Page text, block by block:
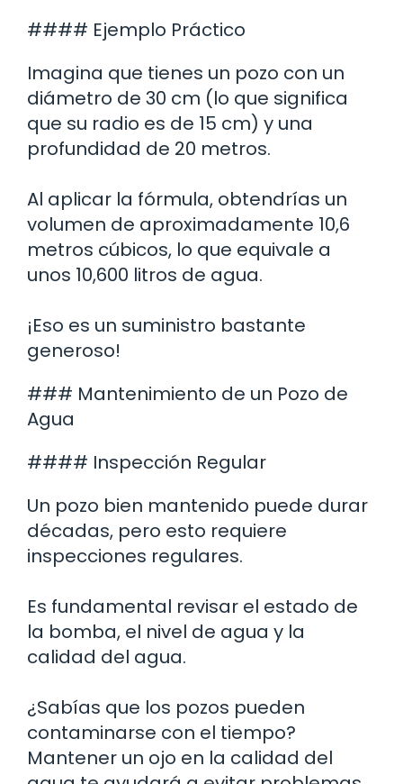
#### Ejemplo Práctico
Imagina que tienes un pozo con un
diámetro de 30 cm (lo que significa
que su radio es de 15 cm) y una
profundidad de 20 metros.
Al aplicar la fórmula, obtendrías un
volumen de aproximadamente 10,6
metros cúbicos, lo que equivale a
unos 10,600 litros de agua.
¡Eso es un suministro bastante
generoso!
### Mantenimiento de un Pozo de
Agua
#### Inspección Regular
Un pozo bien mantenido puede durar
décadas, pero esto requiere
inspecciones regulares.
Es fundamental revisar el estado de
la bomba, el nivel de agua y la
calidad del agua.
¿Sabías que los pozos pueden
contaminarse con el tiempo?
Mantener un ojo en la calidad del